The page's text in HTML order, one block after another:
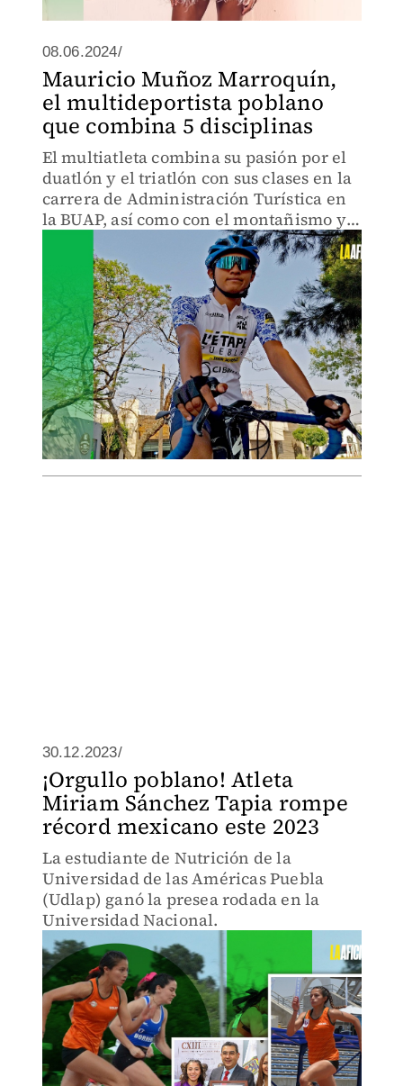
08.06.2024/
Mauricio Muñoz Marroquín,
el multideportista poblano
que combina 5 disciplinas
El multiatleta combina su pasión por el
duatlón y el triatlón con sus clases en la
carrera de Administración Turística en
la BUAP, así como con el montañismo y
30.12.2023/
¡Orgullo poblano! Atleta
Miriam Sánchez Tapia rompe
récord mexicano este 2023
La estudiante de Nutrición de la
Universidad de las Américas Puebla
(Udlap) ganó la presea rodada en la
Universidad Nacional.